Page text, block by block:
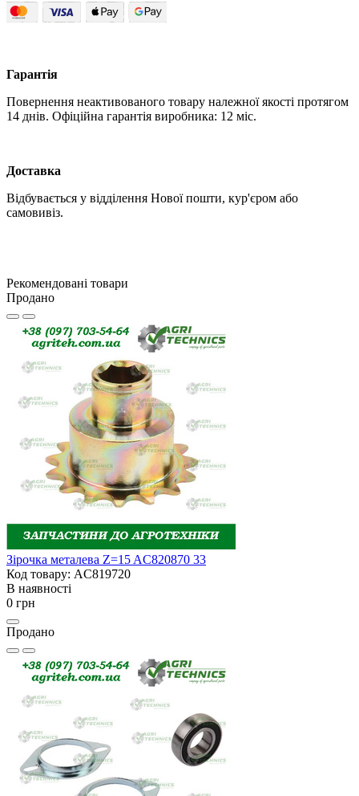
Гарантія
Повернення неактивованого товару належної якості протягом
14 днів. Офіційна гарантія виробника: 12 міс.
Доставка
Відбувається у відділення Нової пошти, кур'єром або
самовивіз.
Рекомендовані товари
Продано
Зірочка металева Z=15 AC820870 33
Код товару: AC819720
В наявності
0 грн
Продано